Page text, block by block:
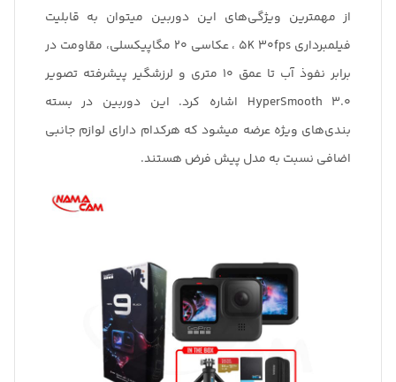
از مهمترین ویژگی‌های این دوربین میتوان به قابلیت
فیلمبرداری 5K 30fps ، عکاسی 20 مگاپیکسلی، مقاومت در
برابر نفوذ آب تا عمق 10 متری و لرزشگیر پیشرفته تصویر
HyperSmooth 3.0 اشاره کرد. این دوربین در بسته
بندی‌های ویژه عرضه میشود که هرکدام دارای لوازم جانبی
اضافی نسبت به مدل پیش فرض هستند.